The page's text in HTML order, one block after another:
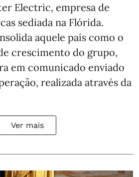
Electric, empresa de
sediada na Flórida.
aquele país como o
crescimento do grupo,
em comunicado enviado
realizada através da
Ver mais